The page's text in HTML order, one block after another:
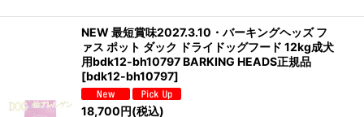
NEW 最短賞味2027.3.10・バーキングヘッズ フ
ァス ポット ダック ドライドッグフード 12kg成犬
用bdk12-bh10797 BARKING HEADS正規品
[bdk12-bh10797]
18,700円(税込)